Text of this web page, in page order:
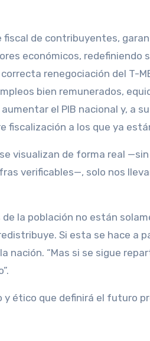
fiscal de contribuyentes,
económicos, redefiniendo
renegociación del T-
bien remunerados,
el PIB nacional y, a
fiscalización a los que ya
visualizan de forma real
verificables—, solo nos
la población no están
Si esta se hace a
nación. “Mas si se sigue
y ético que definirá el futuro